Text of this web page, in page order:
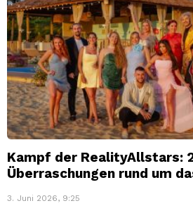
Kampf der RealityAllstars:
Überraschungen rund um
3. Juni 2026, 9:25